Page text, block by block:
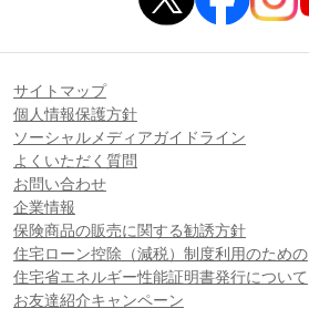
サイトマップ
個人情報保護方針
ソーシャルメディアガイドライン
よくいただく質問
お問い合わせ
企業情報
保険商品の販売に関する勧誘方針
住宅ローン控除（減税）制度利用のための
住宅省エネルギー性能証明書発行について
お友達紹介キャンペーン